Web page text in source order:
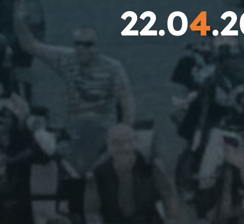
22.04.2